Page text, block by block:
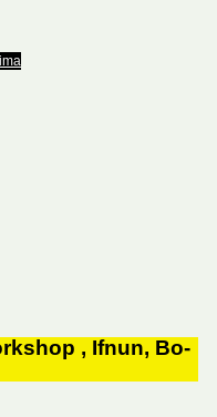
, Ifnun, Bo-